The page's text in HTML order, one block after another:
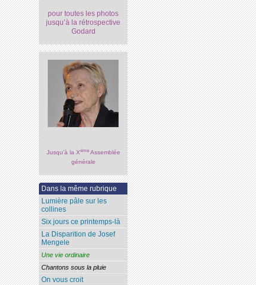
pour toutes les photos
jusqu’à la rétrospective
Godard
Jusqu’à la XèmeAssemblée
générale
Dans la même rubrique
Lumière pâle sur les
collines
Six jours ce printemps-là
La Disparition de Josef
Mengele
Une vie ordinaire
Chantons sous la pluie
On vous croit